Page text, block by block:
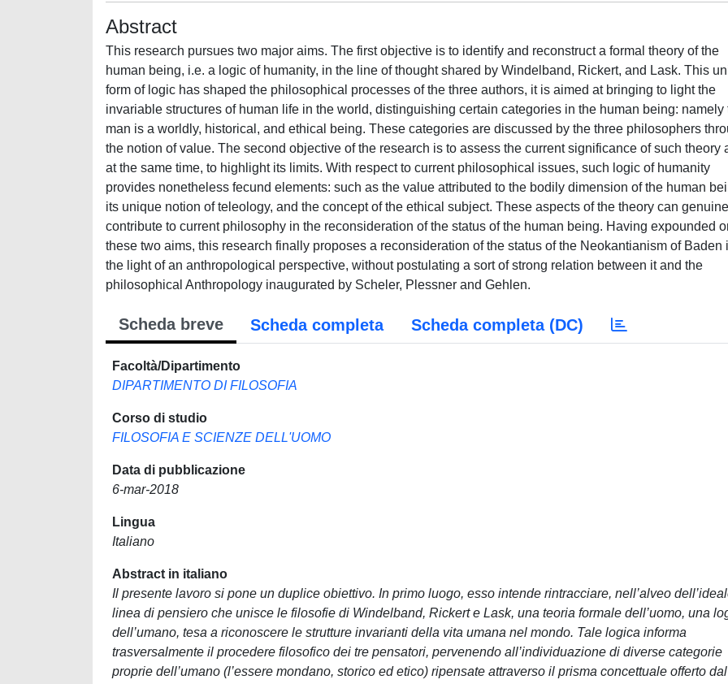
Abstract
This research pursues two major aims. The first objective is to identify and reconstruct a formal theory of the
human being, i.e. a logic of humanity, in the line of thought shared by Windelband, Rickert, and Lask. This
form of logic has shaped the philosophical processes of the three authors, it is aimed at bringing to light the
invariable structures of human life in the world, distinguishing certain categories in the human being: namely
man is a worldly, historical, and ethical being. These categories are discussed by the three philosophers
the notion of value. The second objective of the research is to assess the current significance of such theory
at the same time, to highlight its limits. With respect to current philosophical issues, such logic of humanity
provides nonetheless fecund elements: such as the value attributed to the bodily dimension of the human
its unique notion of teleology, and the concept of the ethical subject. These aspects of the theory can
contribute to current philosophy in the reconsideration of the status of the human being. Having expounded
these two aims, this research finally proposes a reconsideration of the status of the Neokantianism of Baden
the light of an anthropological perspective, without postulating a sort of strong relation between it and the
philosophical Anthropology inaugurated by Scheler, Plessner and Gehlen.
Scheda breve Scheda completa Scheda completa (DC)
Facoltà/Dipartimento
DIPARTIMENTO DI FILOSOFIA
Corso di studio
FILOSOFIA E SCIENZE DELL'UOMO
Data di pubblicazione
6-mar-2018
Lingua
Italiano
Abstract in italiano
Il presente lavoro si pone un duplice obiettivo. In primo luogo, esso intende rintracciare, nell’alveo
linea di pensiero che unisce le filosofie di Windelband, Rickert e Lask, una teoria formale dell’uomo, una
dell’umano, tesa a riconoscere le strutture invarianti della vita umana nel mondo. Tale logica informa
trasversalmente il procedere filosofico dei tre pensatori, pervenendo all’individuazione di diverse categorie
proprie dell’umano (l’essere mondano, storico ed etico) ripensate attraverso il prisma concettuale offerto dal